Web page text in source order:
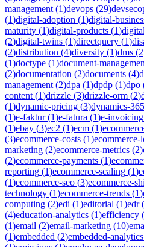
management (1)devops (29)
(1)digital-adoption (1)digital-
maturity (1)digital-products (1)
(2)digital-twins (1)directquery (1)
(2)distribution (4)diversity (1)dms (2
(1)doctype (1)document-
(2)documentation (2)documents (4)
management (2)dpa (1)dpdp (1)dpo
content (1)drizzle (3)drizzle-orm (2)
(1)dynamic-pricing (3)dynamics-365
(1)e-faktur(1)e-fatura (1)e-invoicing
(1)ebay (3)ec2 (1)ecm (1)
(3)ecommerce-costs (1)ecommerce-
marketing (2)ecommerce-metrics (2)
(2)ecommerce-payments (1)
reporting (1)ecommerce-scaling (1)
(1)ecommerce-seo (3)ecommerce-
technology (1)ecommerce-trends (1)
computing (2)edi (1)editorial (1)edr(
(4)education-analytics (1)efficiency (
(1)email (2)email-marketing (10)
(1)embedded (2)embedded-analytics